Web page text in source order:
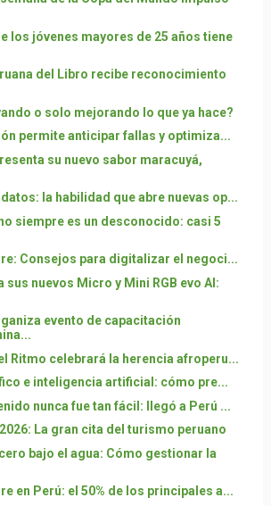
los jóvenes mayores de 25 años tiene
del Libro recibe reconocimiento
o solo mejorando lo que ya hace?
permite anticipar fallas y optimiza...
su nuevo sabor maracuyá,
la habilidad que abre nuevas op...
siempre es un desconocido: casi 5
Consejos para digitalizar el negoci...
sus nuevos Micro y Mini RGB evo AI:
evento de capacitación
Ritmo celebrará la herencia afroperu...
e inteligencia artificial: cómo pre...
nunca fue tan fácil: llegó a Perú ...
2026: La gran cita del turismo peruano
bajo el agua: Cómo gestionar la
en Perú: el 50% de los principales a...